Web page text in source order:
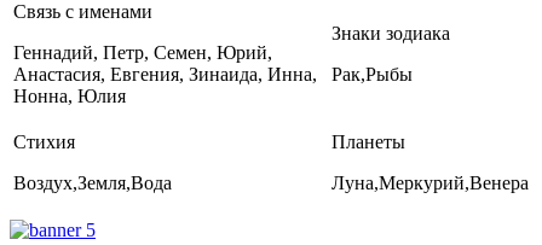
Связь с именами
Геннадий, Петр, Семен, Юрий,
Анастасия, Евгения, Зинаида, Инна,
Нонна, Юлия
Знаки зодиака
Рак,Рыбы
Стихия
Воздух,Земля,Вода
Планеты
Луна,Меркурий,Венера